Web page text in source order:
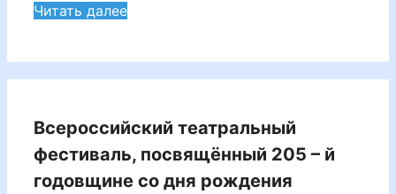
Читать далее
Всероссийский театральный
фестиваль, посвящённый 205 – й
годовщине со дня рождения